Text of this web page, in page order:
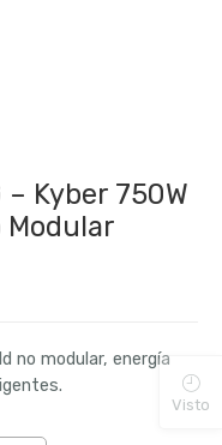
Kyber 750W
Modular
no modular, energía
Visto